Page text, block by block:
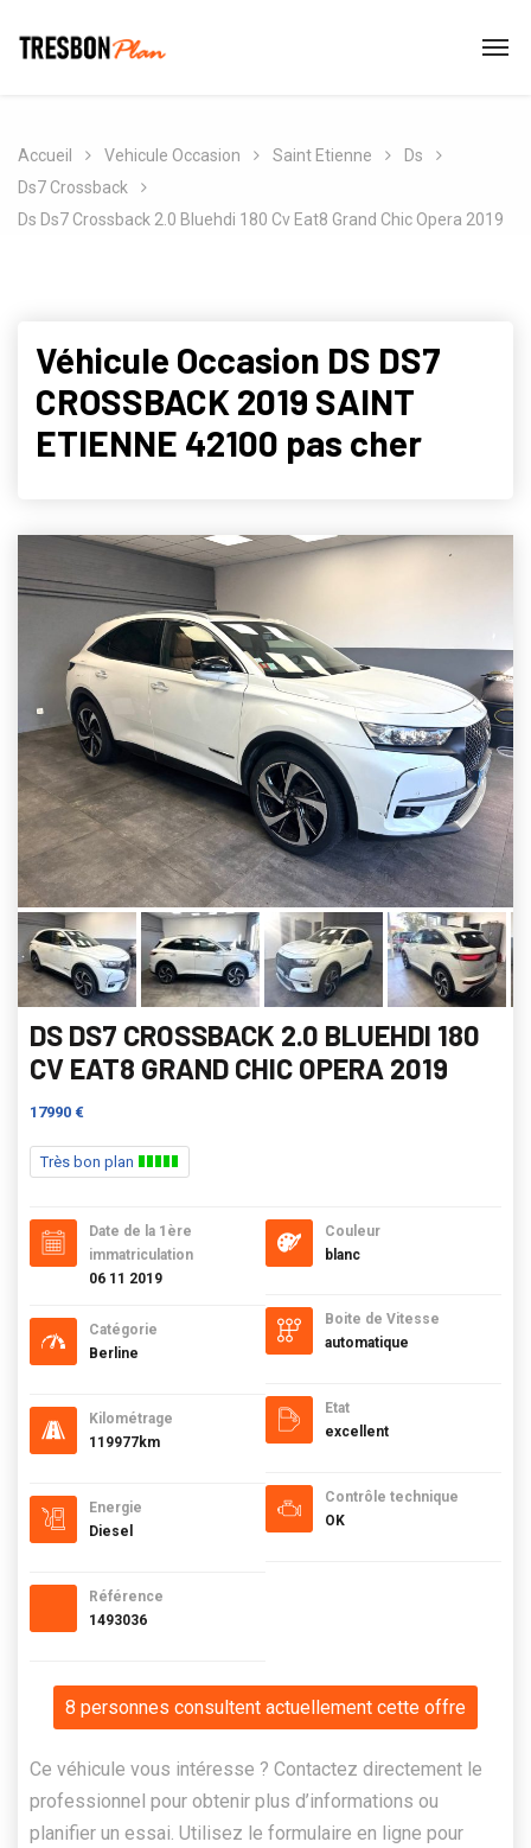
Accueil Vehicule Occasion Saint Etienne
Ds
Ds7 Crossback
Ds Ds7 Crossback 2.0 Bluehdi 180 Cv Eat8 Grand Chic Opera 2019
Véhicule Occasion DS DS7
CROSSBACK 2019 SAINT
ETIENNE 42100 pas cher
DS DS7 CROSSBACK 2.0 BLUEHDI 180
CV EAT8 GRAND CHIC OPERA 2019
17990 €
Très bon plan
Date de la 1ère
immatriculation
06 11 2019
Catégorie
Berline
Kilométrage
119977km
Energie
Diesel
Référence
1493036
Couleur
blanc
Boite de Vitesse
automatique
Etat
excellent
Contrôle technique
OK
8 personnes consultent actuellement cette offre
Ce véhicule vous intéresse ? Contactez directement le
professionnel pour obtenir plus d’informations ou
planifier un essai. Utilisez le formulaire en ligne pour